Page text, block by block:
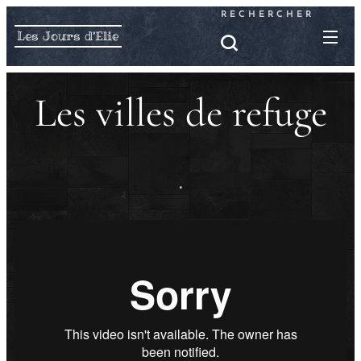
Les Jours d'Elie
RECHERCHER
Les villes de refuge
.